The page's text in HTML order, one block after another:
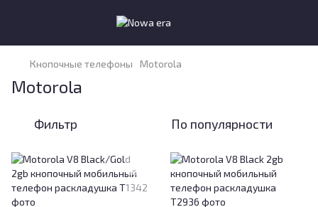
Кнопочные телефоны Motorola
Motorola
Фильтр По популярности